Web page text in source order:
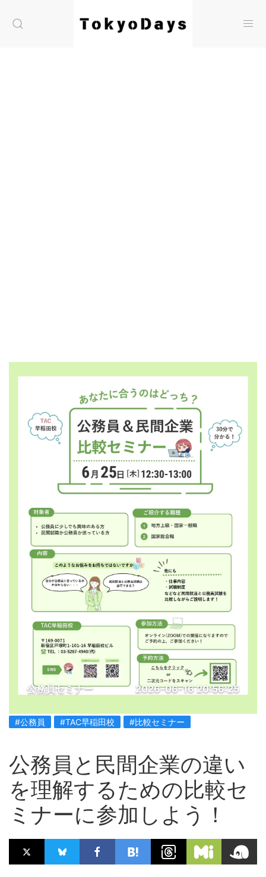
公務員セミナー 2026-06-16 20:56:25
#公務員 #TAC早稲田校 #比較セミナー
公務員と民間企業の違い
を理解するための比較セ
ミナーに参加しよう！